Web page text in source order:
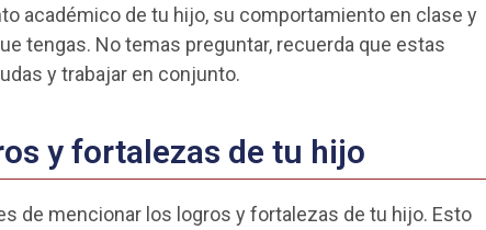
académico de tu hijo, su comportamiento en clase y
tengas. No temas preguntar, recuerda que estas
y trabajar en conjunto.
y fortalezas de tu hijo
de mencionar los logros y fortalezas de tu hijo. Esto